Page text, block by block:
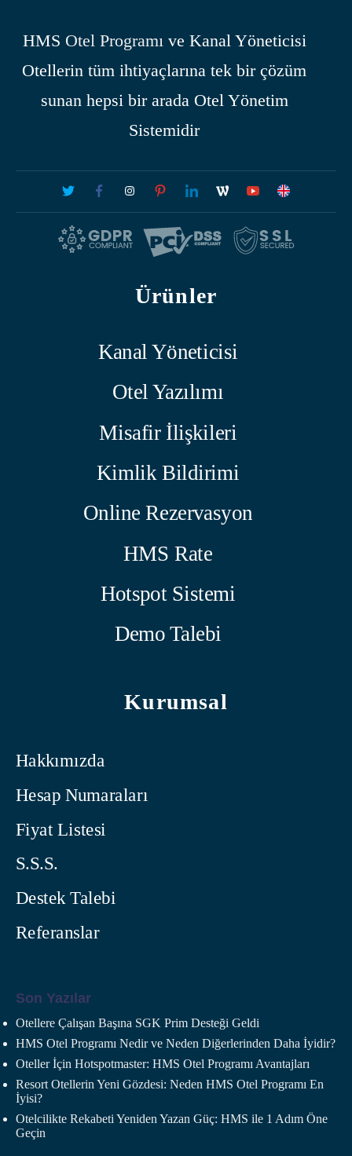
HMS Otel Programıve Kanal Yöneticisi
Otellerin tüm ihtiyaçlarına tek bir çözüm
sunan hepsi bir arada Otel Yönetim
Sistemidir
Ürünler
Kanal Yöneticisi
Otel Yazılımı
Misafir İlişkileri
Kimlik Bildirimi
Online Rezervasyon
HMS Rate
Hotspot Sistemi
Demo Talebi
Kurumsal
Hakkımızda
Hesap Numaraları
Fiyat Listesi
S.S.S.
Destek Talebi
Referanslar
Son Yazılar
Otellere Çalışan Başına SGK Prim Desteği Geldi
HMS Otel Programı Nedir ve Neden Diğerlerinden Daha İyidir?
Oteller İçin Hotspotmaster: HMS Otel Programı Avantajları
Resort Otellerin Yeni Gözdesi: Neden HMS Otel Programı En
İyisi?
Otelcilikte Rekabeti Yeniden Yazan Güç: HMS ile 1 Adım Öne
Geçin